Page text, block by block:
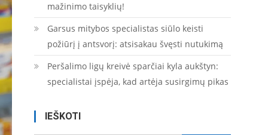
mažinimo taisyklių!
Garsus mitybos specialistas siūlo keisti
požiūrį į antsvorį: atsisakau švęsti nutukimą
Peršalimo ligų kreivė sparčiai kyla aukštyn:
specialistai įspėja, kad artėja susirgimų pikas
IEŠKOTI